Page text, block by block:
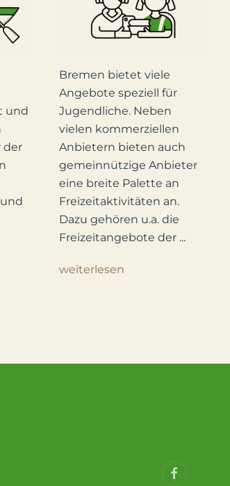
und
der
Bremen bietet viele
Angebote speziell für
Jugendliche. Neben
vielen kommerziellen
Anbietern bieten auch
gemeinnützige Anbieter
eine breite Palette an
Freizeitaktivitäten an.
Dazu gehören u.a. die
Freizeitangebote der ...
weiterlesen